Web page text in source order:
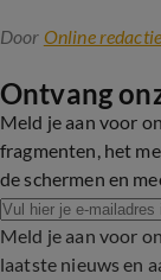
Door Online redactie
Ontvang
Meld je aan voor
fragmenten, het
de schermen en
Meld je aan voor
laatste nieuws en